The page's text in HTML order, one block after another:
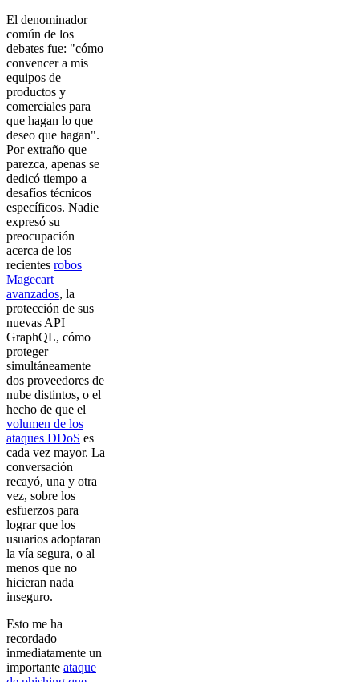
El denominador
común de los
debates fue: "cómo
convencer a mis
equipos de
productos y
comerciales para
que hagan lo que
deseo que hagan".
Por extraño que
parezca, apenas se
dedicó tiempo a
desafíos técnicos
específicos. Nadie
expresó su
preocupación
acerca de los
recientes robos
Magecart
avanzados, la
protección de sus
nuevas API
GraphQL, cómo
proteger
simultáneamente
dos proveedores de
nube distintos, o el
hecho de que el
volumen de los
ataques DDoS es
cada vez mayor. La
conversación
recayó, una y otra
vez, sobre los
esfuerzos para
lograr que los
usuarios adoptaran
la vía segura, o al
menos que no
hicieran nada
inseguro.
Esto me ha
recordado
inmediatamente un
importante ataque